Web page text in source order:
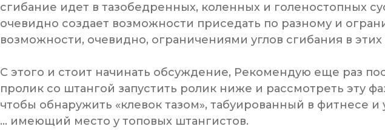
сгибание идет в тазобедренных, коленных и голеностопных
очевидно создает возможности приседать по разному и
возможности, очевидно, ограничениями углов сгибания в этих
С этого и стоит начинать обсуждение, Рекомендую еще раз
пролик со штангой запустить ролик ниже и рассмотреть эту
чтобы обнаружить «клевок тазом», табуированный в фитнесе и
... имеющий место у топовых штангистов.